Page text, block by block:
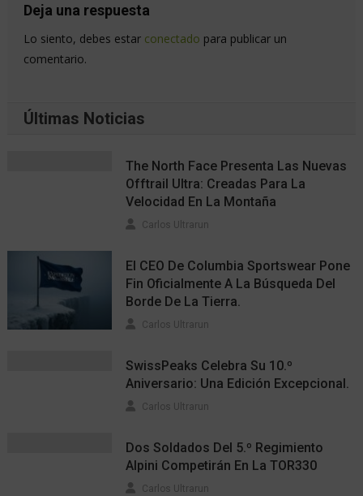
Deja una respuesta
Lo siento, debes estar conectado para publicar un
comentario.
Últimas Noticias
The North Face Presenta Las Nuevas
Offtrail Ultra: Creadas Para La
Velocidad En La Montaña
Carlos Ultrarun
El CEO De Columbia Sportswear Pone
Fin Oficialmente A La Búsqueda Del
Borde De La Tierra.
Carlos Ultrarun
SwissPeaks Celebra Su 10.º
Aniversario: Una Edición Excepcional.
Carlos Ultrarun
Dos Soldados Del 5.º Regimiento
Alpini Competirán En La TOR330
Carlos Ultrarun